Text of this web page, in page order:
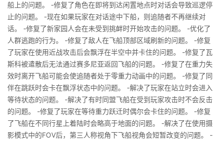
船上的问题。 -修复了角色在即将到达闲置地点时对话会导致巡逻停
止的问题。 -现在如果玩家在对话途中下船，则追随者不再继续对
话。 -修复了新家园人会在未受到挑衅时开始攻击的问题。 -优化了
人群逃跑的行为。 -修复了敌人在飞船顶部区域刷新的问题。 -修复
了玩家在使用近战攻击后会飘浮在半空中并卡住的问题。 -修复了瓦
斯科被遣散后无法通过赛多尼亚返回飞船的问题。 -修复了在重力失
效时离开飞船可能会使追随者处于零重力动画中的问题。 -修复了同
伴在跳跃时会卡在飘浮状态中的问题。 -解决了玩家在站立时会进入
等待状态的问题。 -解决了有时同盟飞船在受到玩家攻击时不会反击
的问题。 -修复了玩家在等待重力跃迁时偶尔会卡住的问题。 -修复
了飞船在不同行星上着陆时会略高于地面的问题。 -解决了在使用摄
影模式中的FOV后，第三人称视角下飞船视角会短暂改变的问题。 -